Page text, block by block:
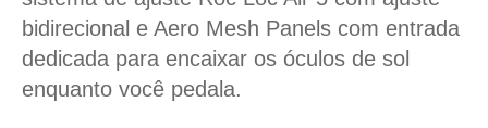
bidirecional e Aero Mesh Panels com entrada
dedicada para encaixar os óculos de sol
enquanto você pedala.